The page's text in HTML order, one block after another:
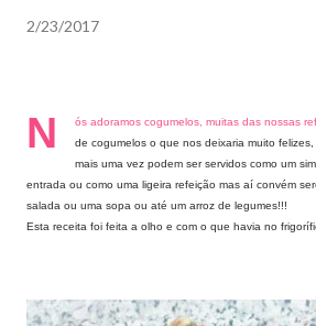
2/23/2017
N
ós adoramos cogumelos, muitas das nossas
de cogumelos o que nos deixaria muito
mais uma vez podem ser servidos como um
entrada ou como uma ligeira refeição mas aí convém
salada ou uma sopa ou até um arroz de legumes!!!
Esta receita foi feita a olho e com o que havia no